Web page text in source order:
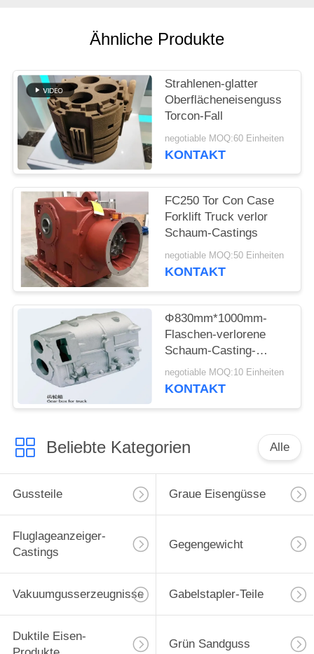
PRIVACY
POLICY
Ähnliche Produkte
Strahlenen-glatter
Oberflächeneisenguss
Torcon-Fall
negotiable MOQ:60 Einheiten
KONTAKT
FC250 Tor Con Case
Forklift Truck verlor
Schaum-Castings
negotiable MOQ:50 Einheiten
KONTAKT
Φ830mm*1000mm-
Flaschen-verlorene
Schaum-Casting-
Kupplung für
Minibagger
negotiable MOQ:10 Einheiten
KONTAKT
Beliebte Kategorien Alle
Gussteile Graue Eisengüsse
Fluglageanzeiger-
Castings
Gegengewicht
Vakuumgusserzeugnisse Gabelstapler-Teile
Duktile Eisen-
Grün Sandguss